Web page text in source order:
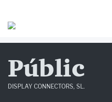
Públic
DISPLAY CONNECTORS, SL.